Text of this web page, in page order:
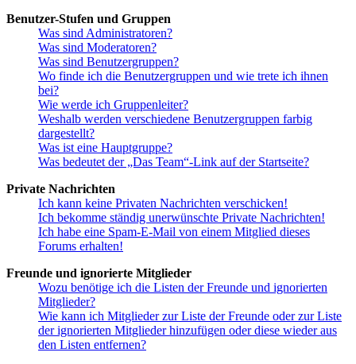
Benutzer-Stufen und Gruppen
Was sind Administratoren?
Was sind Moderatoren?
Was sind Benutzergruppen?
Wo finde ich die Benutzergruppen und wie trete ich ihnen
bei?
Wie werde ich Gruppenleiter?
Weshalb werden verschiedene Benutzergruppen farbig
dargestellt?
Was ist eine Hauptgruppe?
Was bedeutet der „Das Team“-Link auf der Startseite?
Private Nachrichten
Ich kann keine Privaten Nachrichten verschicken!
Ich bekomme ständig unerwünschte Private Nachrichten!
Ich habe eine Spam-E-Mail von einem Mitglied dieses
Forums erhalten!
Freunde und ignorierte Mitglieder
Wozu benötige ich die Listen der Freunde und ignorierten
Mitglieder?
Wie kann ich Mitglieder zur Liste der Freunde oder zur Liste
der ignorierten Mitglieder hinzufügen oder diese wieder aus
den Listen entfernen?